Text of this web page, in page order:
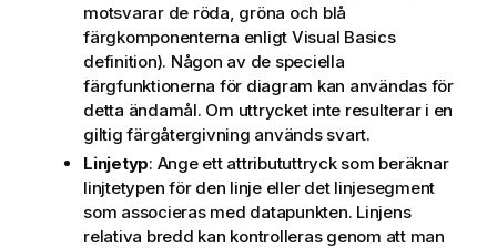
motsvarar de röda, gröna och blå
färgkomponenterna enligt Visual Basics
definition). Någon av de speciella
färgfunktionerna för diagram kan användas för
detta ändamål. Om uttrycket inte resulterar i en
giltig färgåtergivning används svart.
Linjetyp: Ange ett attribututtryck som beräknar
linjtetypen för den linje eller det linjesegment
som associeras med datapunkten. Linjens
relativa bredd kan kontrolleras genom att man